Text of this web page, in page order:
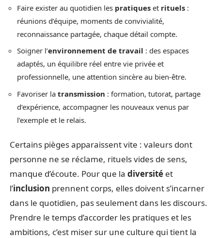
Faire exister au quotidien les pratiques et rituels :
réunions d’équipe, moments de convivialité,
reconnaissance partagée, chaque détail compte.
Soigner l’environnement de travail : des espaces
adaptés, un équilibre réel entre vie privée et
professionnelle, une attention sincère au bien-être.
Favoriser la transmission : formation, tutorat, partage
d’expérience, accompagner les nouveaux venus par
l’exemple et le relais.
Certains pièges apparaissent vite : valeurs dont
personne ne se réclame, rituels vides de sens,
manque d’écoute. Pour que la diversité et
l’inclusion prennent corps, elles doivent s’incarner
dans le quotidien, pas seulement dans les discours.
Prendre le temps d’accorder les pratiques et les
ambitions, c’est miser sur une culture qui tient la